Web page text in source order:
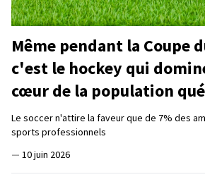
Même pendant la Coupe
c'est le hockey qui
cœur de la population
Le soccer n'attire la faveur que de 7% des
sports professionnels
— 10 juin 2026